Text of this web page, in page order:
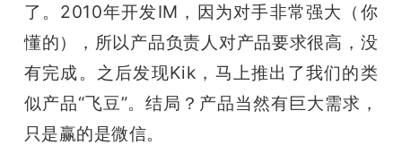
了。2010年开发IM，因为对手非常强大（你
懂的），所以产品负责人对产品要求很高，没
有完成。之后发现Kik，马上推出了我们的类
似产品“飞豆”。结局？产品当然有巨大需求，
只是赢的是微信。